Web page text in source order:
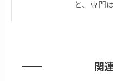
と、専門
関